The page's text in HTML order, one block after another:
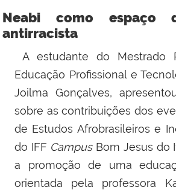
Neabi como espaço
antirracista
A estudante do Mestrado
Educação Profissional e
Joilma Gonçalves,
sobre as contribuições dos
de Estudos Afrobrasileiros e
do IFF CampusBom Jesus do
a promoção de uma
orientada pela professora